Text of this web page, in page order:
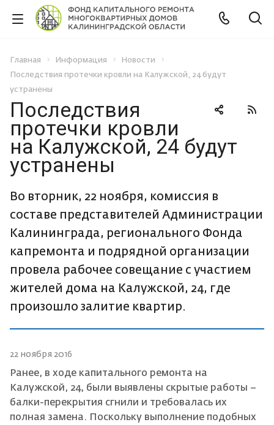
Главная Информация
Новости
Последствия протечки кровли на Калужской, 24 будут
устранены
Последствия
протечки кровли
на Калужской, 24 будут
устранены
Во вторник, 22 ноября, комиссия в
составе представителей Администрации
Калининграда, регионального Фонда
капремонта и подрядной организации
провела рабочее совещание с участием
жителей дома на Калужской, 24, где
произошло залитие квартир.
22 ноября 2016
Ранее, в ходе капитального ремонта на
Калужской, 24, были выявлены скрытые работы –
балки-перекрытия сгнили и требовалась их
полная замена. Поскольку выполнение подобных